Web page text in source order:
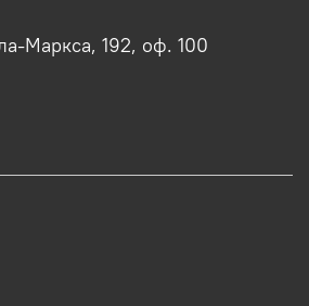
Маркса, 192, оф. 100